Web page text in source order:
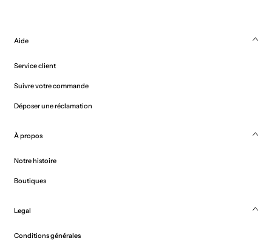
Aide
Service client
Suivre votre commande
Déposer une réclamation
À propos
Notre histoire
Boutiques
Legal
Conditions générales